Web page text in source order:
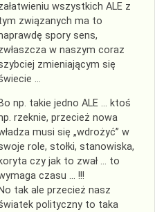
wszystkich ALE z
związanych ma to
spory sens,
w naszym coraz
zmieniającym się
…
np. takie jedno ALE … ktoś
rzeknie, przecież nowa
musi się „wdrożyć” w
role, stołki, stanowiska,
czy jak to zwał … to
czasu … !!!
tak ale przecież nasz
polityczny to taka